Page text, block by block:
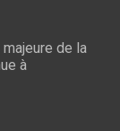
de la
à